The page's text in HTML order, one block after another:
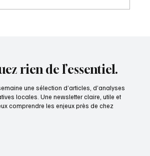
rien de l’essentiel.
une sélection d’articles, d’analyses
locales. Une newsletter claire, utile et
comprendre les enjeux près de chez